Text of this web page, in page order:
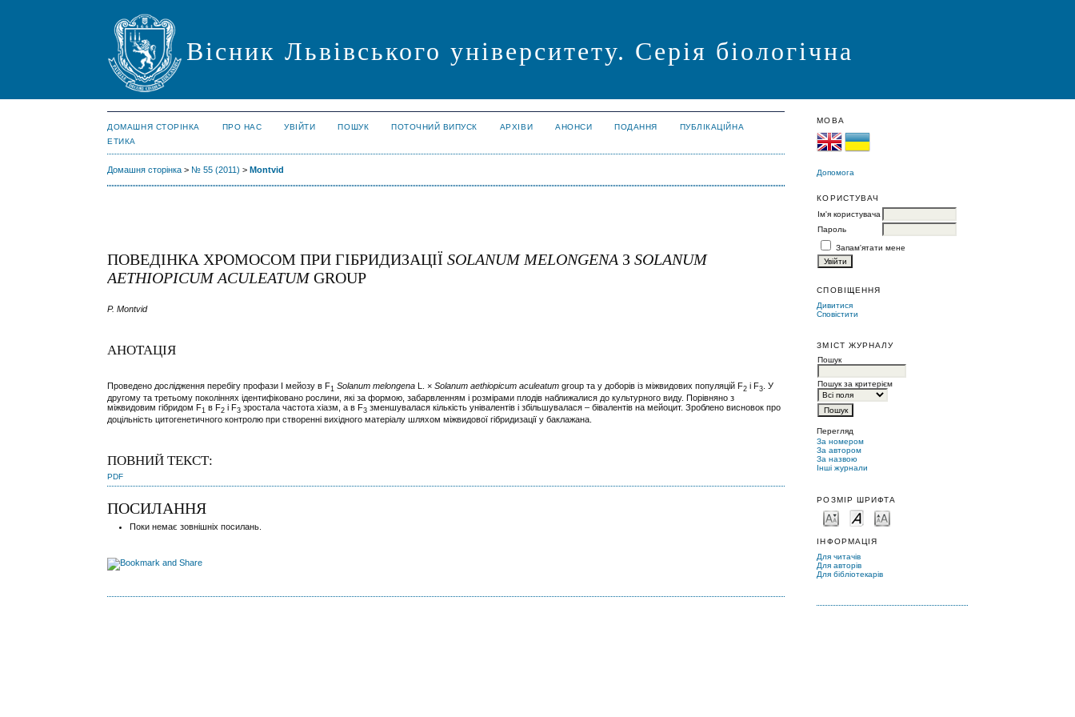
Вісник Львівського університету. Серія біологічна
МОВА
Допомога
КОРИСТУВАЧ
Ім'я користувача
Пароль
Запам'ятати мене
СПОВІЩЕННЯ
Дивитися
Сповістити
ЗМІСТ ЖУРНАЛУ
Пошук
Пошук за критерієм
Перегляд
За номером
За автором
За назвою
Інші журнали
РОЗМІР ШРИФТА
ІНФОРМАЦІЯ
Для читачів
Для авторів
Для бібліотекарів
ДОМАШНЯ СТОРІНКА ПРО НАС УВІЙТИ ПОШУК ПОТОЧНИЙ ВИПУСК АРХІВИ АНОНСИ ПОДАННЯ
ПУБЛІКАЦІЙНА
ЕТИКА
Домашня сторінка > № 55 (2011) >Montvid
ПОВЕДІНКА ХРОМОСОМ ПРИ ГІБРИДИЗАЦІЇSOLANUM MELONGENAЗSOLANUM
AETHIOPICUM ACULEATUMGROUP
P. Montvid
АНОТАЦІЯ
Проведено дослідження перебігу профази І мейозу в F1 Solanum melongena L. ×Solanum aethiopicum aculeatum group та у доборів із міжвидових популяцій F2 і F3 . У
другому та третьому поколіннях ідентифіковано рослини, які за формою, забарвленням і розмірами плодів наближалися до культурного виду. Порівняно з
міжвидовим гібридом F1 в F2 і F3 зростала частота хіазм, а в F3 зменшувалася кількість унівалентів і збільшувалася – бівалентів на мейоцит. Зроблено висновок про
доцільність цитогенетичного контролю при створенні вихідного матеріалу шляхом міжвидової гібридизації у баклажана.
ПОВНИЙ ТЕКСТ:
PDF
ПОСИЛАННЯ
Поки немає зовнішніх посилань.